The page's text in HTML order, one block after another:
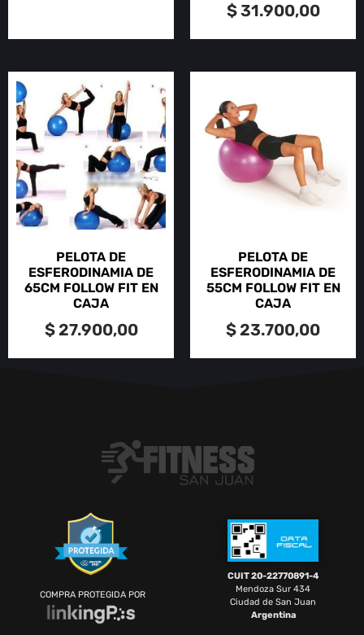
$31.900,00
PELOTA DE
ESFERODINAMIA DE
65CM FOLLOW FIT EN
CAJA
$27.900,00
PELOTA DE
ESFERODINAMIA DE
55CM FOLLOW FIT EN
CAJA
$23.700,00
COMPRA PROTEGIDA POR
CUIT 20-22770891-4
Mendoza Sur 434
Ciudad de San Juan
Argentina